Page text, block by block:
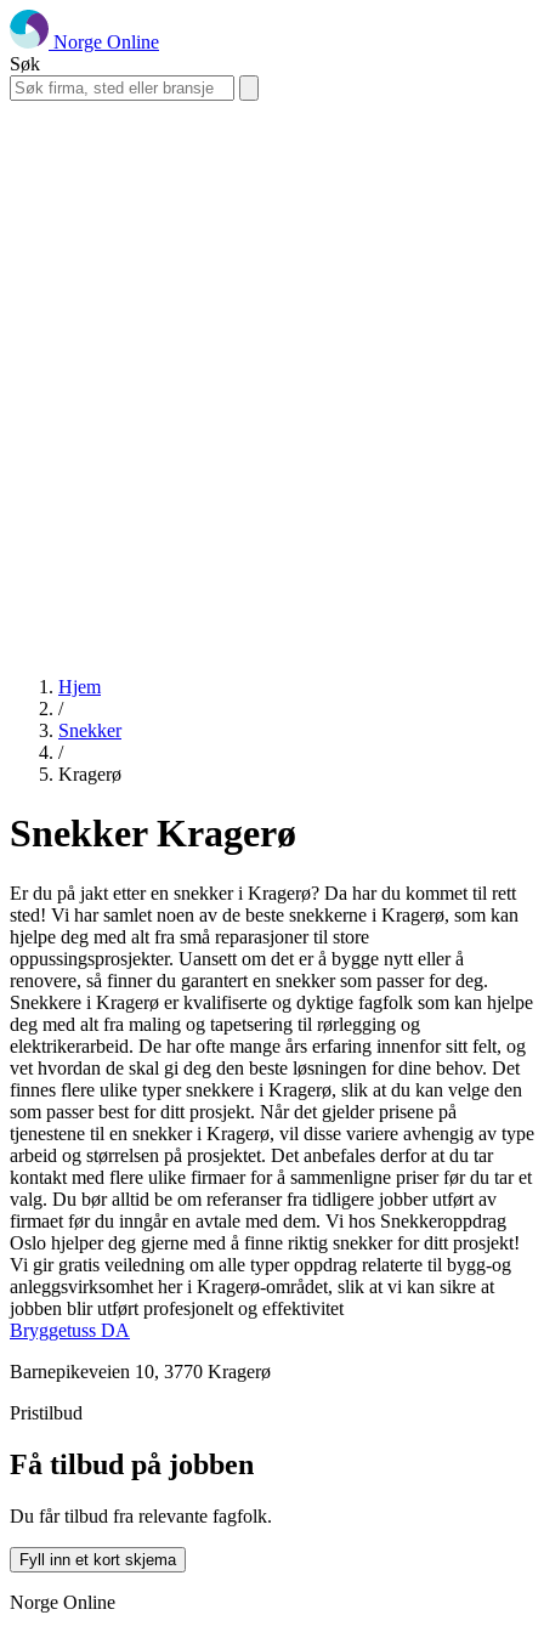
Norge Online
Søk
Hjem
/
Snekker
/
Kragerø
Snekker Kragerø
Er du på jakt etter en snekker i Kragerø? Da har du kommet til rett
sted! Vi har samlet noen av de beste snekkerne i Kragerø, som kan
hjelpe deg med alt fra små reparasjoner til store
oppussingsprosjekter. Uansett om det er å bygge nytt eller å
renovere, så finner du garantert en snekker som passer for deg.
Snekkere i Kragerø er kvalifiserte og dyktige fagfolk som kan hjelpe
deg med alt fra maling og tapetsering til rørlegging og
elektrikerarbeid. De har ofte mange års erfaring innenfor sitt felt, og
vet hvordan de skal gi deg den beste løsningen for dine behov. Det
finnes flere ulike typer snekkere i Kragerø, slik at du kan velge den
som passer best for ditt prosjekt. Når det gjelder prisene på
tjenestene til en snekker i Kragerø, vil disse variere avhengig av type
arbeid og størrelsen på prosjektet. Det anbefales derfor at du tar
kontakt med flere ulike firmaer for å sammenligne priser før du tar et
valg. Du bør alltid be om referanser fra tidligere jobber utført av
firmaet før du inngår en avtale med dem. Vi hos Snekkeroppdrag
Oslo hjelper deg gjerne med å finne riktig snekker for ditt prosjekt!
Vi gir gratis veiledning om alle typer oppdrag relaterte til bygg-og
anleggsvirksomhet her i Kragerø-området, slik at vi kan sikre at
jobben blir utført profesjonelt og effektivitet
Bryggetuss DA
Barnepikeveien 10, 3770 Kragerø
Pristilbud
Få tilbud på jobben
Du får tilbud fra relevante fagfolk.
Fyll inn et kort skjema
Norge Online